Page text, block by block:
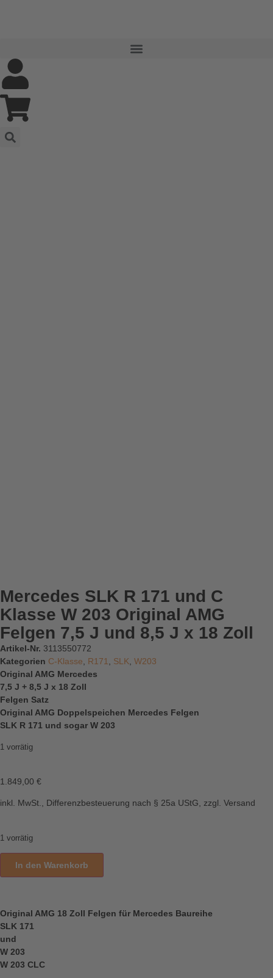
Mercedes SLK R 171 und C
Klasse W 203 Original AMG
Felgen 7,5 J und 8,5 J x 18 Zoll
Artikel-Nr. 3113550772
Kategorien C-Klasse R171 SLK W203
Original AMG Mercedes
7,5 J + 8,5 J x 18 Zoll
Felgen Satz
Original AMG Doppelspeichen Mercedes Felgen
SLK R 171 und sogar W 203
1 vorrätig
1.849,00 €
inkl. MwSt., Differenzbesteuerung nach § 25a UStG, zzgl. Versand
1 vorrätig
In den Warenkorb
Original AMG 18 Zoll Felgen für Mercedes Baureihe
SLK 171
und
W 203
W 203 CLC